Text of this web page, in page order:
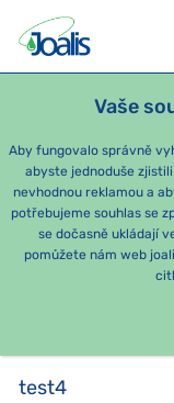
Vaše
Aby fungovalo správně
abyste jednoduše
nevhodnou reklamou a
potřebujeme souhlas se
se dočasně ukládají
pomůžete nám web
PRODUKTY
test4
test4